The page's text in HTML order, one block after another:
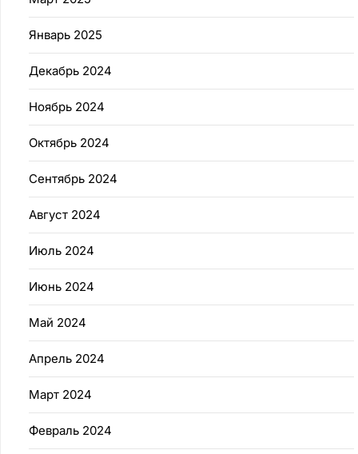
Январь 2025
Декабрь 2024
Ноябрь 2024
Октябрь 2024
Сентябрь 2024
Август 2024
Июль 2024
Июнь 2024
Май 2024
Апрель 2024
Март 2024
Февраль 2024